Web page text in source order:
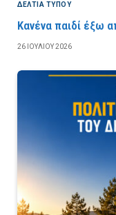
ΔΕΛΤΙΑ ΤΥΠΟΥ
Κανένα παιδί έξω
26 ΙΟΥΛΊΟΥ 2026